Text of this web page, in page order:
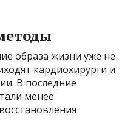
образа жизни уже не
кардиохирурги и
В последние
менее